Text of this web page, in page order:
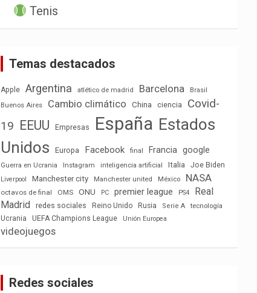
Tenis
Temas destacados
Apple Argentina atlético de madrid Barcelona
Brasil
Buenos Aires
Cambio climático China ciencia
Covid-
19
EEUU Empresas España Estados
Unidos
Europa Facebook final Francia google
Guerra en Ucrania Instagram inteligencia artificial Italia Joe Biden
Liverpool Manchester city Manchester united México NASA
octavos de final OMS ONU PC premier league PS4
Real
Madrid
redes sociales Reino Unido Rusia Serie A
tecnología
Ucrania
UEFA Champions League Unión Europea
videojuegos
Redes sociales